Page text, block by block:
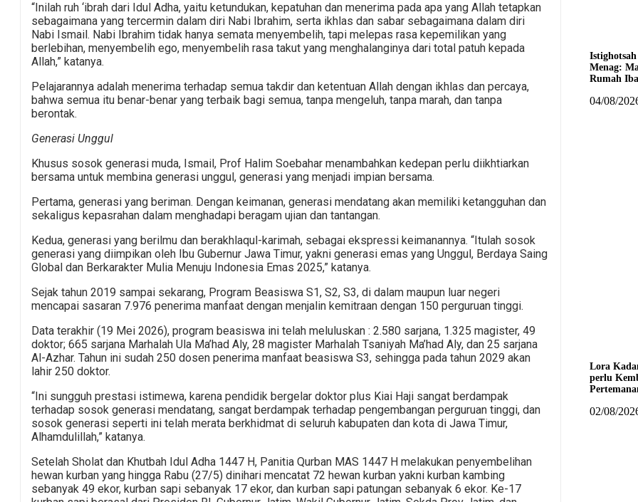
“Inilah ruh ‘ibrah dari Idul Adha, yaitu ketundukan, kepatuhan dan menerima pada apa yang Allah tetapkan
sebagaimana yang tercermin dalam diri Nabi Ibrahim, serta ikhlas dan sabar sebagaimana dalam diri
Nabi Ismail. Nabi Ibrahim tidak hanya semata menyembelih, tapi melepas rasa kepemilikan yang
berlebihan, menyembelih ego, menyembelih rasa takut yang menghalanginya dari total patuh kepada
Allah,” katanya.
Pelajarannya adalah menerima terhadap semua takdir dan ketentuan Allah dengan ikhlas dan percaya,
bahwa semua itu benar-benar yang terbaik bagi semua, tanpa mengeluh, tanpa marah, dan tanpa
berontak.
Generasi Unggul
Khusus sosok generasi muda, Ismail, Prof Halim Soebahar menambahkan kedepan perlu diikhtiarkan
bersama untuk membina generasi unggul, generasi yang menjadi impian bersama.
Pertama, generasi yang beriman. Dengan keimanan, generasi mendatang akan memiliki ketangguhan dan
sekaligus kepasrahan dalam menghadapi beragam ujian dan tantangan.
Kedua, generasi yang berilmu dan berakhlaqul-karimah, sebagai ekspressi keimanannya. “Itulah sosok
generasi yang diimpikan oleh Ibu Gubernur Jawa Timur, yakni generasi emas yang Unggul, Berdaya Saing
Global dan Berkarakter Mulia Menuju Indonesia Emas 2025,” katanya.
Sejak tahun 2019 sampai sekarang, Program Beasiswa S1, S2, S3, di dalam maupun luar negeri
mencapai sasaran 7.976 penerima manfaat dengan menjalin kemitraan dengan 150 perguruan tinggi.
Data terakhir (19 Mei 2026), program beasiswa ini telah meluluskan : 2.580 sarjana, 1.325 magister, 49
doktor; 665 sarjana Marhalah Ula Ma’had Aly, 28 magister Marhalah Tsaniyah Ma’had Aly, dan 25 sarjana
Al-Azhar. Tahun ini sudah 250 dosen penerima manfaat beasiswa S3, sehingga pada tahun 2029 akan
lahir 250 doktor.
“Ini sungguh prestasi istimewa, karena pendidik bergelar doktor plus Kiai Haji sangat berdampak
terhadap sosok generasi mendatang, sangat berdampak terhadap pengembangan perguruan tinggi, dan
sosok generasi seperti ini telah merata berkhidmat di seluruh kabupaten dan kota di Jawa Timur,
Alhamdulillah,” katanya.
Setelah Sholat dan Khutbah Idul Adha 1447 H, Panitia Qurban MAS 1447 H melakukan penyembelihan
hewan kurban yang hingga Rabu (27/5) dinihari mencatat 72 hewan kurban yakni kurban kambing
sebanyak 49 ekor, kurban sapi sebanyak 17 ekor, dan kurban sapi patungan sebanyak 6 ekor. Ke-17
Menag:
Rumah
04/08/
Lora
perlu
02/08/